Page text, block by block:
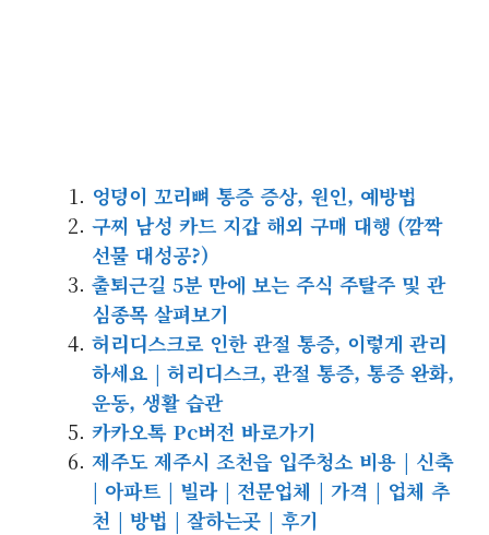
엉덩이 꼬리뼈 통증 증상, 원인, 예방법
구찌 남성 카드 지갑 해외 구매 대행 (깜짝
선물 대성공?)
출퇴근길 5분 만에 보는 주식 주탈주 및 관
심종목 살펴보기
허리디스크로 인한 관절 통증, 이렇게 관리
하세요 | 허리디스크, 관절 통증, 통증 완화,
운동, 생활 습관
카카오톡 Pc버전 바로가기
제주도 제주시 조천읍 입주청소 비용 | 신축
| 아파트 | 빌라 | 전문업체 | 가격 | 업체 추
천 | 방법 | 잘하는곳 | 후기